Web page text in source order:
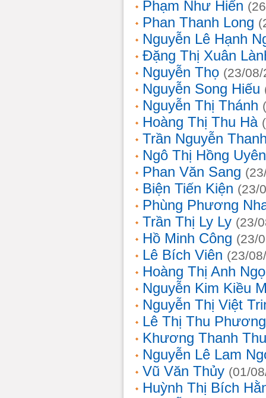
Phạm Như Hiển
Phan Thanh Long
Nguyễn Lê Hạnh
Đặng Thị Xuân
Nguyễn Thọ (23/
Nguyễn Song Hiếu
Nguyễn Thị Thánh
Hoàng Thị Thu Hà
Trần Nguyễn
Ngô Thị Hồng Uyên
Phan Văn Sang
Biện Tiến Kiện (23/
Phùng Phương
Trần Thị Ly Ly (23/
Hồ Minh Công (23/
Lê Bích Viên (23/
Hoàng Thị Anh
Nguyễn Kim Kiều
Nguyễn Thị Việt
Lê Thị Thu Phương
Khương Thanh
Nguyễn Lê Lam
Vũ Văn Thủy (01/
Huỳnh Thị Bích